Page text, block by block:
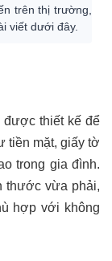
trên thị trường,
viết dưới đây.
được thiết kế để
tiền mặt, giấy tờ
trong gia đình.
thước vừa phải,
hợp với không